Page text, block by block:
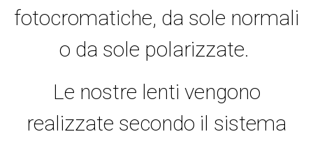
fotocromatiche, da sole normali
o da sole polarizzate.
Le nostre lenti vengono
realizzate secondo il sistema